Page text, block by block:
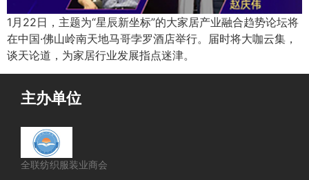
1月22日，主题为“星辰新坐标”的大家居产业融合趋势论坛将
在中国·佛山岭南天地马哥孛罗酒店举行。届时将大咖云集，
谈天论道，为家居行业发展指点迷津。
主办单位
全联纺织服装业商会